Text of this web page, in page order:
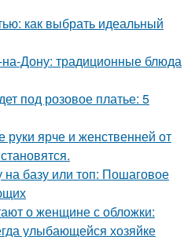
как выбрать идеальный
Дону: традиционные блюда
под розовое платье: 5
руки ярче и женственней от
на базу или топ: Пошаговое
о женщине с обложки:
улыбающейся хозяйке